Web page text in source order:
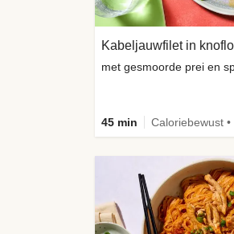
Kabeljauwfilet in
met gesmoorde prei en
45 min Caloriebewust •